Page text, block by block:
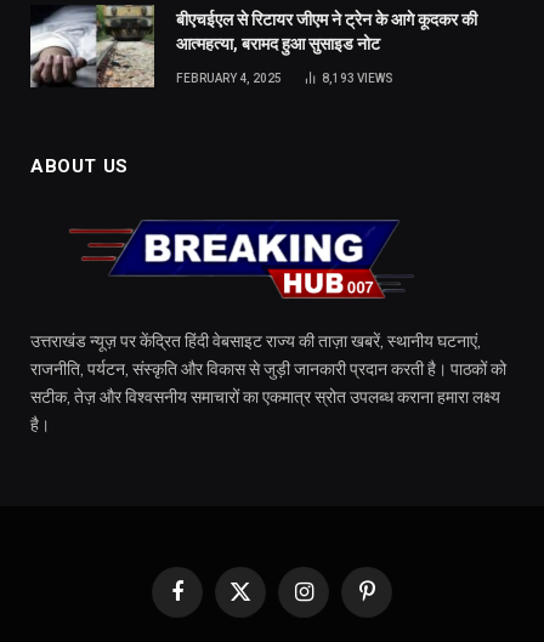
बीएचईएल से रिटायर जीएम ने ट्रेन के आगे कूदकर की
आत्महत्या, बरामद हुआ सुसाइड नोट
FEBRUARY 4, 2025 8,193 VIEWS
ABOUT US
उत्तराखंड न्यूज़ पर केंद्रित हिंदी वेबसाइट राज्य की ताज़ा खबरें, स्थानीय घटनाएं,
राजनीति, पर्यटन, संस्कृति और विकास से जुड़ी जानकारी प्रदान करती है। पाठकों को
सटीक, तेज़ और विश्वसनीय समाचारों का एकमात्र स्रोत उपलब्ध कराना हमारा लक्ष्य
है।
Facebook
X
InstagramPinterest